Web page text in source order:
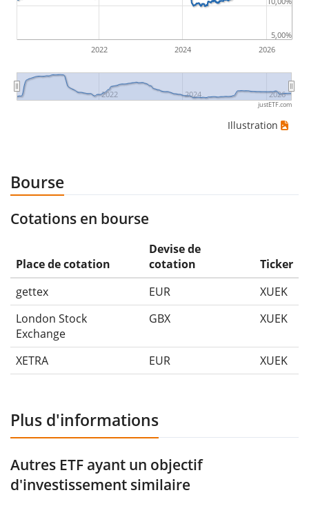
2022 2024 2026
2022 2024 2026
5,00%
justETF.com
Illustration
Bourse
Cotations en bourse
Place de cotation
Devise de
cotation
Ticker
gettex
EUR
XUEK
London Stock
Exchange
GBX XUEK
XETRA EUR XUEK
Plus d'informations
Autres ETF ayant un objectif
d'investissement similaire